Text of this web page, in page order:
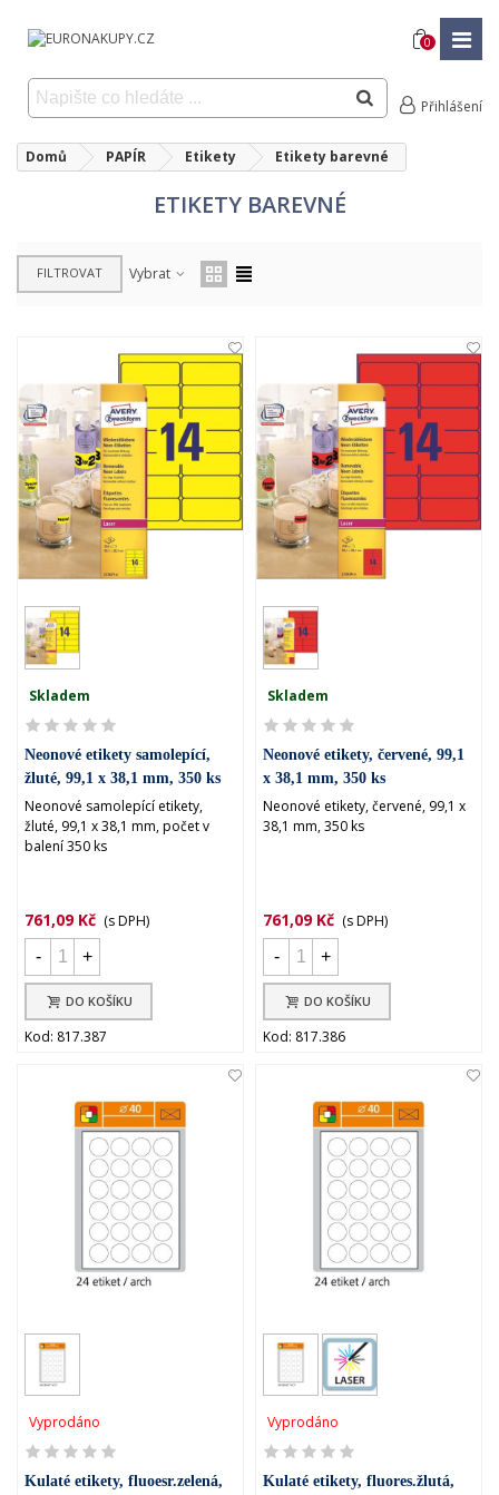
0
Přihlášení
Domů PAPÍR Etikety Etikety barevné
ETIKETY BAREVNÉ
FILTROVAT Vybrat
Skladem
Neonové etikety samolepící,
žluté, 99,1 x 38,1 mm, 350 ks
Neonové samolepící etikety,
žluté, 99,1 x 38,1 mm, počet v
balení 350 ks
761,09 Kč (s DPH)
-
+
DO KOŠÍKU
Kod: 817.387
Skladem
Neonové etikety, červené, 99,1
x 38,1 mm, 350 ks
Neonové etikety, červené, 99,1 x
38,1 mm, 350 ks
761,09 Kč (s DPH)
-
+
DO KOŠÍKU
Kod: 817.386
Vyprodáno
Kulaté etikety, fluoesr.zelená,
Vyprodáno
Kulaté etikety, fluores.žlutá,